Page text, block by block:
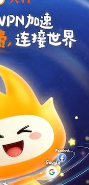
支持[0] 反对
支持
反对 [0]
支持[0] 反对[0]